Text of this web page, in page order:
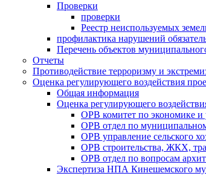
Проверки
проверки
Реестр неиспользуемых
профилактика нарушений
Перечень объектов
Отчеты
Противодействие терроризму и
Оценка регулирующего воздействия
Общая информация
Оценка регулирующего
ОРВ комитет по экономике
ОРВ отдел по
ОРВ управление сельского
ОРВ строительства, ЖКХ,
ОРВ отдел по вопросам
Экспертиза НПА Кинешемского